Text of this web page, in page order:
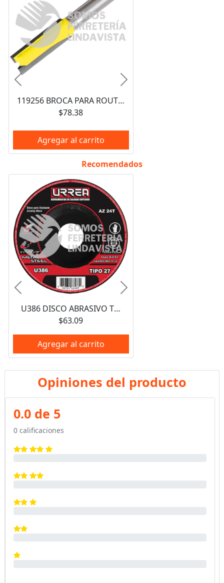
119256 BROCA PARA ROUTER DE ACERO RECTA DE 2 FILOS 3/4" ZANCO DE 1/4" SURTEK
$78.38
Agregar al carrito
Anterior Siguiente
Recomendados
U386 DISCO ABRASIVO TIPO 27 PARA METAL 4-1/2" X 1/4" URREA
$63.09
Agregar al carrito
Anterior Siguiente
Opiniones del producto
0.0 de 5
0 calificaciones